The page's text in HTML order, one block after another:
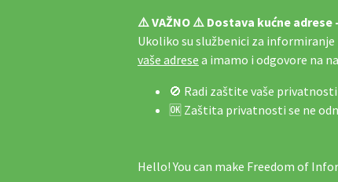
⚠️ VAŽNO ⚠️ Dostava kućne adrese -
Ukoliko su službenici za
vaše adrese a imamo i odgovore na
🚫 Radi zaštite vaše privatnosti
🆗 Zaštita privatnosti se ne
Hello! You can make Freedom of